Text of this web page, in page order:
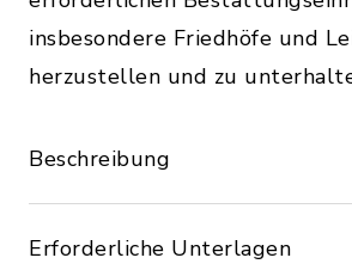
insbesondere Friedhöfe und
herzustellen und zu
Beschreibung
Erforderliche Unterlagen